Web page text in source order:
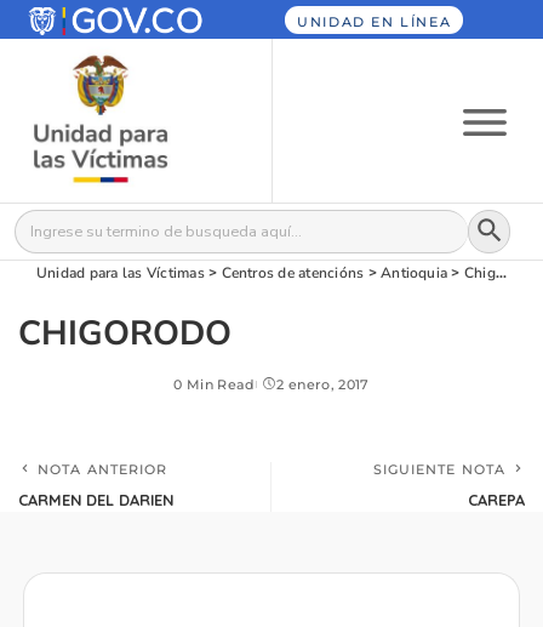
UNIDAD EN LÍNEA
Buscar: Botón
Unidad para las Víctimas> Centros de atencións >Antioquia > Chigorodó
CHIGORODO
0 Min Read 2 enero, 2017
NOTA ANTERIOR
CARMEN DEL DARIEN
SIGUIENTE NOTA
CAREPA